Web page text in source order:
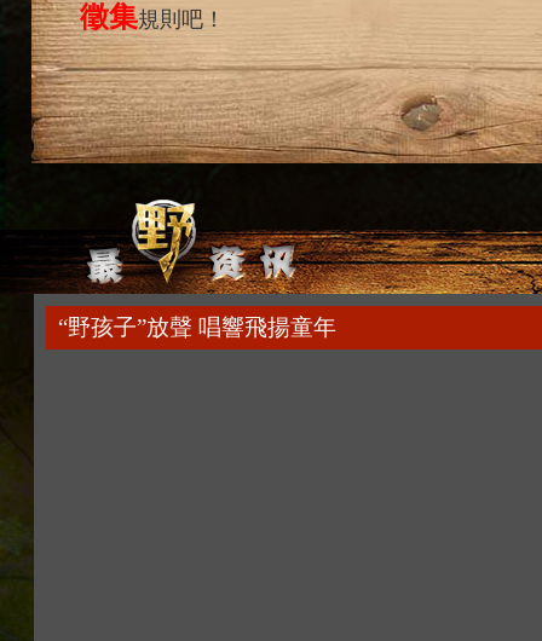
徵集規則吧！
“野孩子”放聲 唱響飛揚童年